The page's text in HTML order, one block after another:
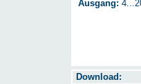
Ausgang:
Download: